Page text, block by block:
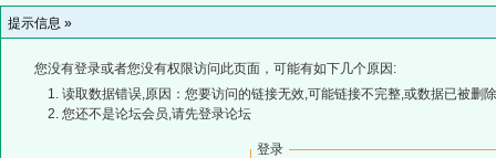
提示信息 »
您没有登录或者您没有权限访问此页面，可能有如下几个原因:
读取数据错误,原因：您要访问的链接无效,可能链接不完整,或数据已被删
您还不是论坛会员,请先登录论坛
登录